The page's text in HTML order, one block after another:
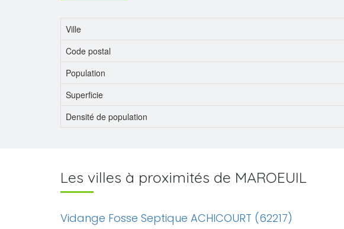
Ville
Code postal
Population
Superficie
Densité de population
Les villes à proximités de MAROEUIL
Vidange Fosse Septique ACHICOURT (62217)